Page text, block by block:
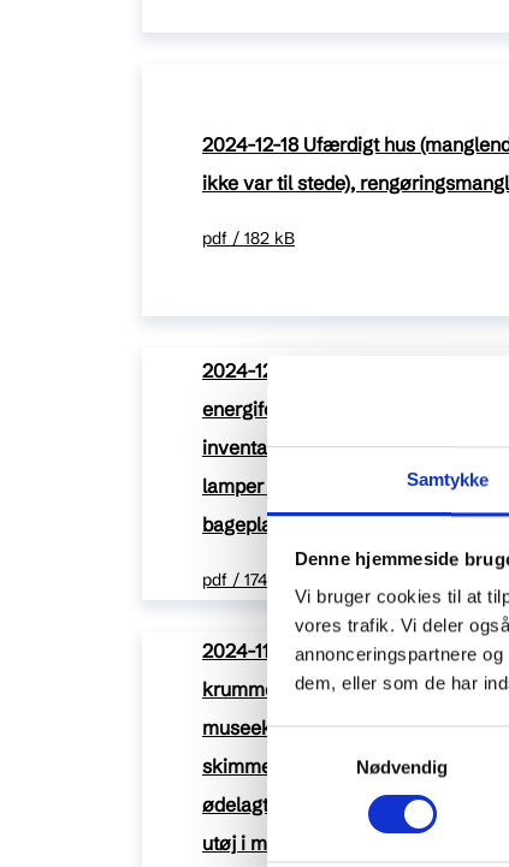
Samtykke
Denne hjemmeside
Vi bruger cookies til at
vores trafik. Vi deler
annonceringspartnere
dem, eller som de har
Samtykkevalg
Nødvendig
2024-12-18 Ufærdigt hus
ikke var til stede),
pdf / 182 kB
2024-12-18 Kold pool/defekt
energiforbrug (varmepistol),
inventarmangler (defekt havestol,
lamper ikke hængt forsvarligt op,
bageplader af forkert størrelse,
pdf / 174 kB
2024-11-01 Stærk muggen lugt i
krummelignende genstande, der
museekskrementer, musefælder i
skimmel i et værelse på første sal
ødelagte og plettede madrasser i
utøj i madrasserne, formentlig en